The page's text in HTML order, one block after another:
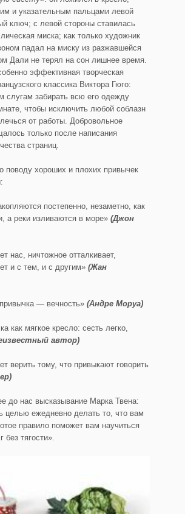
и указательным пальцами левой
ключ; с левой стороны ставилась
миска; как только художник
падал на миску из разжавшейся
Дали не терял на сон лишнее время.
эффективная творческая
классика Виктора Гюго:
слугам забирать всю его одежду
чтобы исключить любой соблазн
от работы. Добровольное
только после написания
страниц.
поводу хороших и плохих привычек
постепенно, незаметно, как
а реки изливаются в море» (Джон
нас, ничтожное отталкивает,
и с тем, и с другим» (Жан
— вечность» (Андре Моруа)
как мягкое кресло: сесть легко,
автор)
верить тому, что привыкают говорить
до нас высказывание Марка Твена:
целью ежедневно делать то, что вам
правило поможет вам научиться
без тягости».